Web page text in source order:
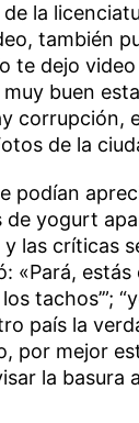
la
también
te dejo
buen
corrupción,
de la
podían
yogurt
las críticas
«Pará,
tachos’”;
país la
por mejor
la basura